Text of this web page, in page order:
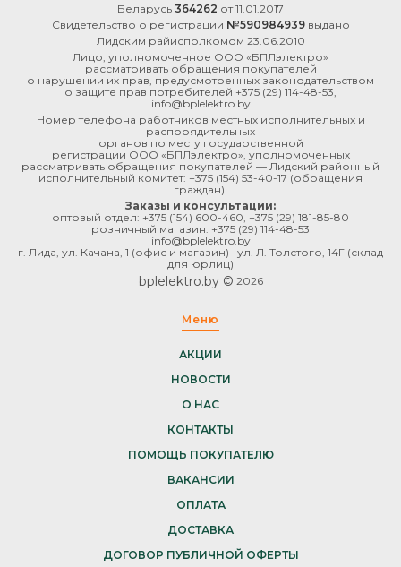
Беларусь 364262 от 11.01.2017
Свидетельство о регистрации №590984939выдано
Лидским райисполкомом 23.06.2010
Лицо, уполномоченное ООО «БПЛэлектро»
рассматривать обращения покупателей
о нарушении их прав, предусмотренных законодательством
о защите прав потребителей +375 (29) 114-48-53
info@bplelektro.by
Номер телефона работников местных исполнительных и
распорядительных
органов по месту государственной
регистрации ООО «БПЛэлектро», уполномоченных
рассматривать обращения покупателей — Лидский районный
исполнительный комитет: +375 (154) 53-40-17 (обращения
граждан).
Заказы и консультации:
оптовый отдел: +375 (154) 600-460 +375 (29) 181-85-80
розничный магазин: +375 (29) 114-48-53
info@bplelektro.by
г. Лида, ул. Качана, 1 (офис и магазин) · ул. Л. Толстого, 14Г (склад
для юрлиц)
bplelektro.by © 2026
Меню
АКЦИИ
НОВОСТИ
О НАС
КОНТАКТЫ
ПОМОЩЬ ПОКУПАТЕЛЮ
ВАКАНСИИ
ОПЛАТА
ДОСТАВКА
ДОГОВОР ПУБЛИЧНОЙ ОФЕРТЫ